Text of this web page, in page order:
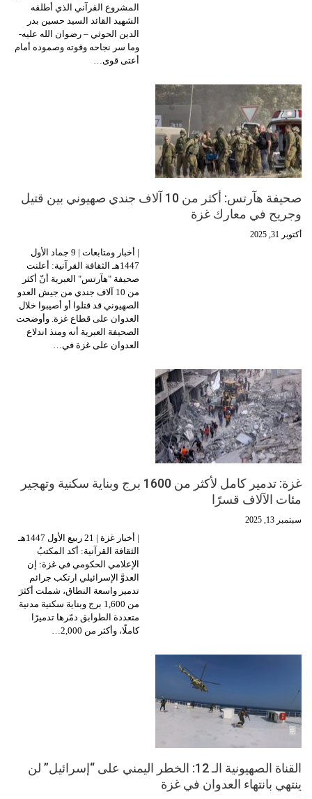
المشروع القرآني الذي أطلقه
الشهيد القائد السيد حسين بدر
الدين الحوثي – رضوان الله عليه-
وما سر نجاحه وقوته وصموده أمام
أعتى قوى…
صحيفة هآرتس: أكثر من 10 آلاف جندي صهيوني بين قتيل
وجريح في معارك غزة
أكتوبر 31, 2025
| أخبار ومتابعات | 9 جماد الأول
1447هـ الثقافة القرآنية: أعلنت
صحيفة "هآرتس" العبرية أنّ أكثر
من 10 آلاف جندي من جيش العدو
الصهيوني قد قتلوا أو أصيبوا خلال
العدوان على قطاع غزة. وأوضحت
الصحيفة العبرية أنه ومنذ اندلاع
العدوان على غزة في…
غزة: تدمير كامل لأكثر من 1600 برج وبناية سكنية وتهجير
مئات الآلاف قسرًا
سبتمبر 13, 2025
| أخبار غزة | 21 ربيع الأول 1447هـ
الثقافة القرآنية: أكد المكتبُ
الإعلامي الحكومي في غزة: إن
العدوَّ الإسرائيلي ارتكب جرائم
تدمير واسعة النطاق، شملت أكثرَ
من 1,600 برج وبناية سكنية مدنية
متعددة الطوابق دمّرها تدميرًا
كاملًا، وأكثر من 2,000…
القناة الصهيونية الـ 12: الخطر اليمني على “إسرائيل” لن
ينتهي بانتهاء العدوان في غزة